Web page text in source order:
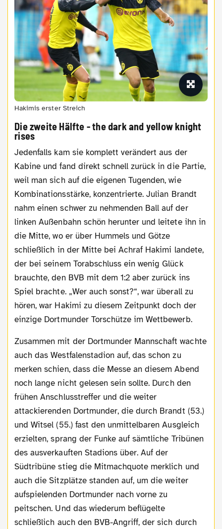
Hakimis erster Streich
Die zweite Hälfte - the dark and yellow knight
rises
Jedenfalls kam sie komplett verändert aus der
Kabine und fand direkt schnell zurück in die Partie,
weil man sich auf die eigenen Tugenden, wie
Kombinationsstärke, konzentrierte. Julian Brandt
nahm einen schwer zu nehmenden Ball auf der
linken Außenbahn schön herunter und leitete ihn in
die Mitte, wo er über Hummels und Götze
schließlich in der Mitte bei Achraf Hakimi landete,
der bei seinem Torabschluss ein wenig Glück
brauchte, den BVB mit dem 1:2 aber zurück ins
Spiel brachte. „Wer auch sonst?“, war überall zu
hören, war Hakimi zu diesem Zeitpunkt doch der
einzige Dortmunder Torschütze im Wettbewerb.
Zusammen mit der Dortmunder Mannschaft wachte
auch das Westfalenstadion auf, das schon zu
merken schien, dass die Messe an diesem Abend
noch lange nicht gelesen sein sollte. Durch den
frühen Anschlusstreffer und die weiter
attackierenden Dortmunder, die durch Brandt (53.)
und Witsel (55.) fast den unmittelbaren Ausgleich
erzielten, sprang der Funke auf sämtliche Tribünen
des ausverkauften Stadions über. Auf der
Südtribüne stieg die Mitmachquote merklich und
auch die Sitzplätze standen auf, um die weiter
aufspielenden Dortmunder nach vorne zu
peitschen. Und das wiederum beflügelte
schließlich auch den BVB-Angriff, der sich durch